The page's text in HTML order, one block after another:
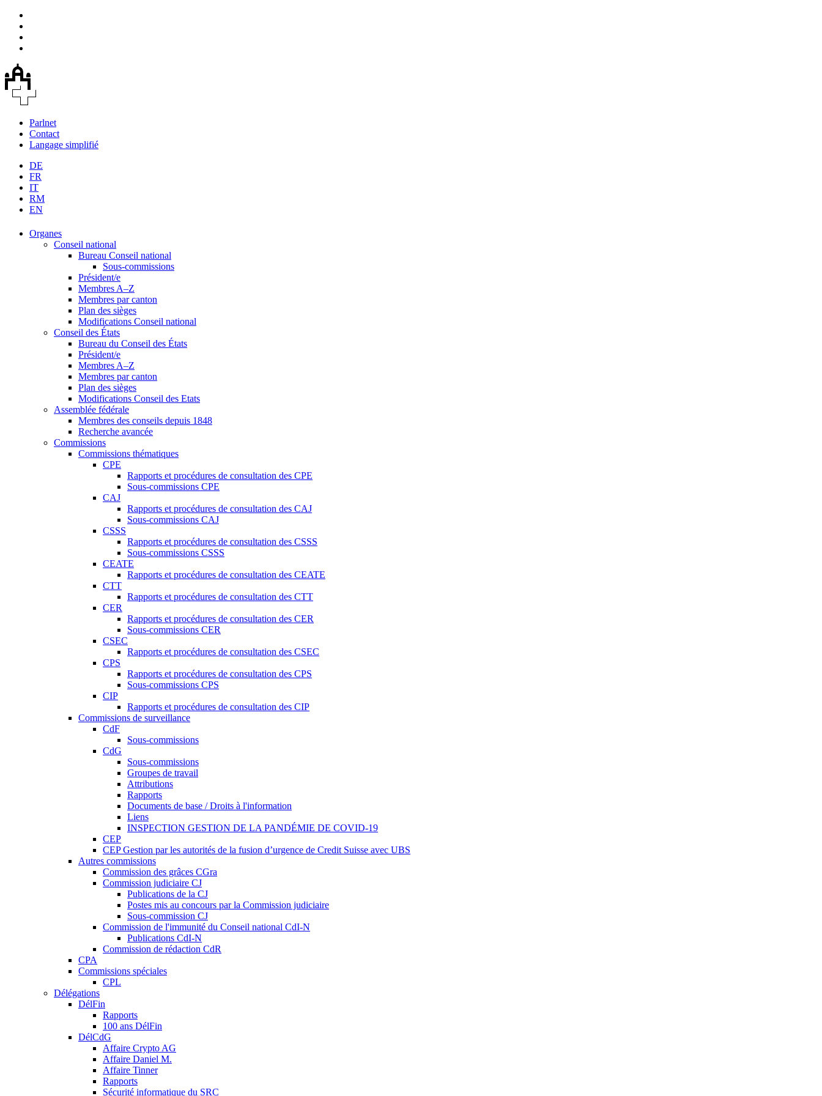
Parlnet
Contact
Langage simplifié
DE
FR
IT
RM
EN
Organes
Conseil national
Bureau Conseil national
Sous-commissions
Président/e
Membres A–Z
Membres par canton
Plan des sièges
Modifications Conseil national
Conseil des États
Bureau du Conseil des États
Président/e
Membres A–Z
Membres par canton
Plan des sièges
Modifications Conseil des Etats
Assemblée fédérale
Membres des conseils depuis 1848
Recherche avancée
Commissions
Commissions thématiques
CPE
Rapports et procédures de consultation des CPE
Sous-commissions CPE
CAJ
Rapports et procédures de consultation des CAJ
Sous-commissions CAJ
CSSS
Rapports et procédures de consultation des CSSS
Sous-commissions CSSS
CEATE
Rapports et procédures de consultation des CEATE
CTT
Rapports et procédures de consultation des CTT
CER
Rapports et procédures de consultation des CER
Sous-commissions CER
CSEC
Rapports et procédures de consultation des CSEC
CPS
Rapports et procédures de consultation des CPS
Sous-commissions CPS
CIP
Rapports et procédures de consultation des CIP
Commissions de surveillance
CdF
Sous-commissions
CdG
Sous-commissions
Groupes de travail
Attributions
Rapports
Documents de base / Droits à l'information
Liens
INSPECTION GESTION DE LA PANDÉMIE DE COVID-19
CEP
CEP Gestion par les autorités de la fusion d’urgence de Credit Suisse avec UBS
Autres commissions
Commission des grâces CGra
Commission judiciaire CJ
Publications de la CJ
Postes mis au concours par la Commission judiciaire
Sous-commission CJ
Commission de l'immunité du Conseil national CdI-N
Publications CdI-N
Commission de rédaction CdR
CPA
Commissions spéciales
CPL
Délégations
DélFin
Rapports
100 ans DélFin
DélCdG
Affaire Crypto AG
Affaire Daniel M.
Affaire Tinner
Rapports
Sécurité informatique du SRC